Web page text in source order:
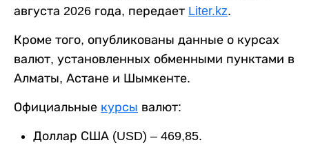
августа 2026 года, передает Liter.kz.
Кроме того, опубликованы данные о курсах
валют, установленных обменными пунктами в
Алматы, Астане и Шымкенте.
Официальные курсы валют:
Доллар США (USD) – 469,85.